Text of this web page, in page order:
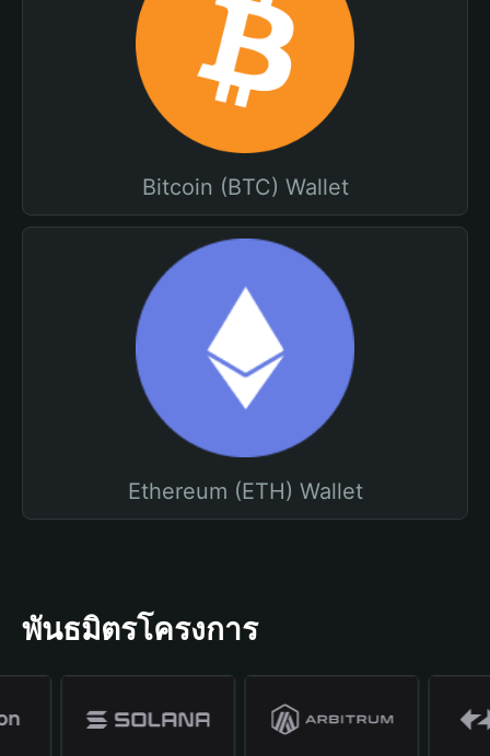
Bitcoin (BTC) Wallet
Ethereum (ETH) Wallet
พันธมิตรโครงการ